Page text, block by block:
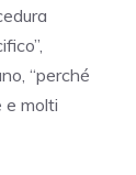
“perché
e molti